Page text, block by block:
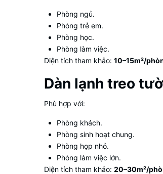
Phòng ngủ.
Phòng trẻ em.
Phòng học.
Phòng làm việc.
Diện tích tham khảo: 10–15m²/
Dàn lạnh treo
Phù hợp với:
Phòng khách.
Phòng sinh hoạt chung.
Phòng họp nhỏ.
Phòng làm việc lớn.
Diện tích tham khảo: 20–30m²/